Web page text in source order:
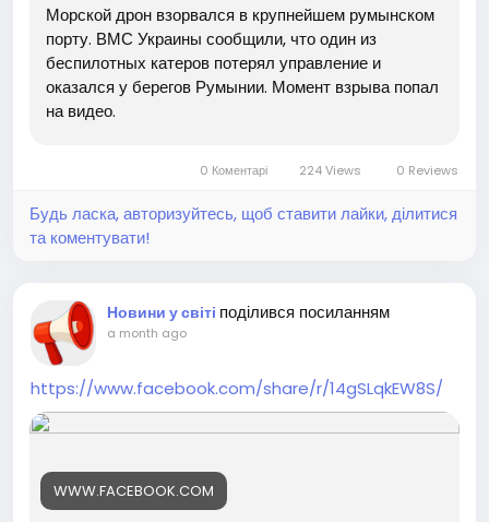
Морской дрон взорвался в крупнейшем румынском
порту. ВМС Украины сообщили, что один из
беспилотных катеров потерял управление и
оказался у берегов Румынии. Момент взрыва попал
на видео.
0 Коментарі 224 Views 0 Reviews
Будь ласка, авторизуйтесь, щоб ставити лайки, ділитися
та коментувати!
Новини у світі поділився посиланням
a month ago
https://www.facebook.com/share/r/14gSLqkEW8S/
WWW.FACEBOOK.COM